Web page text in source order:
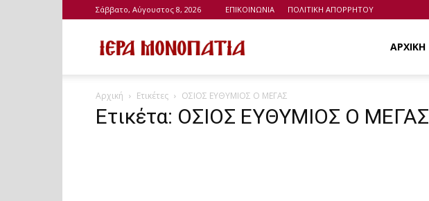
Σάββατο, Αύγουστος 8, 2026 ΕΠΙΚΟΙΝΩΝΙΑ ΠΟΛΙΤΙΚΗ ΑΠΟΡΡΗΤΟΥ
Μονοπάτια
ΑΡΧΙΚΗ
Αρχική Ετικέτες ΟΣΙΟΣ ΕΥΘΥΜΙΟΣ Ο ΜΕΓΑΣ
Ετικέτα: ΟΣΙΟΣ ΕΥΘΥΜΙΟΣ Ο ΜΕΓΑΣ